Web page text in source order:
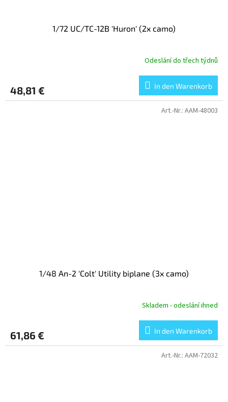
1/72 UC/TC-12B 'Huron' (2x camo)
Odeslání do třech týdnů
48,81 € In den Warenkorb
1/48 An-2 'Colt' Utility biplane (3x camo)
Skladem - odeslání ihned
61,86 € In den Warenkorb
Art.-Nr.: AAM-48003
Art.-Nr.: AAM-72032